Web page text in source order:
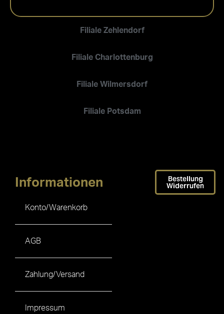
Filiale Zehlendorf
Filiale Charlottenburg
Filiale Wilmersdorf
Filiale Potsdam
Informationen
Konto/Warenkorb
AGB
Zahlung/Versand
Impressum
Bestellung
Widerrufen